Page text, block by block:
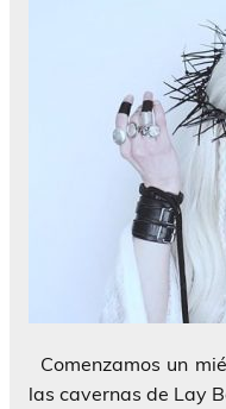
Comenzamos un
las cavernas de Lay